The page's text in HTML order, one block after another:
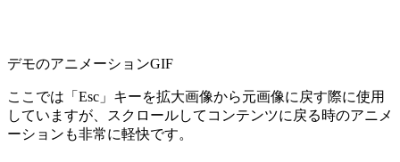
デモのアニメーションGIF
ここでは「Esc」キーを拡大画像から元画像に戻す際に使用
していますが、スクロールしてコンテンツに戻る時のアニメ
ーションも非常に軽快です。